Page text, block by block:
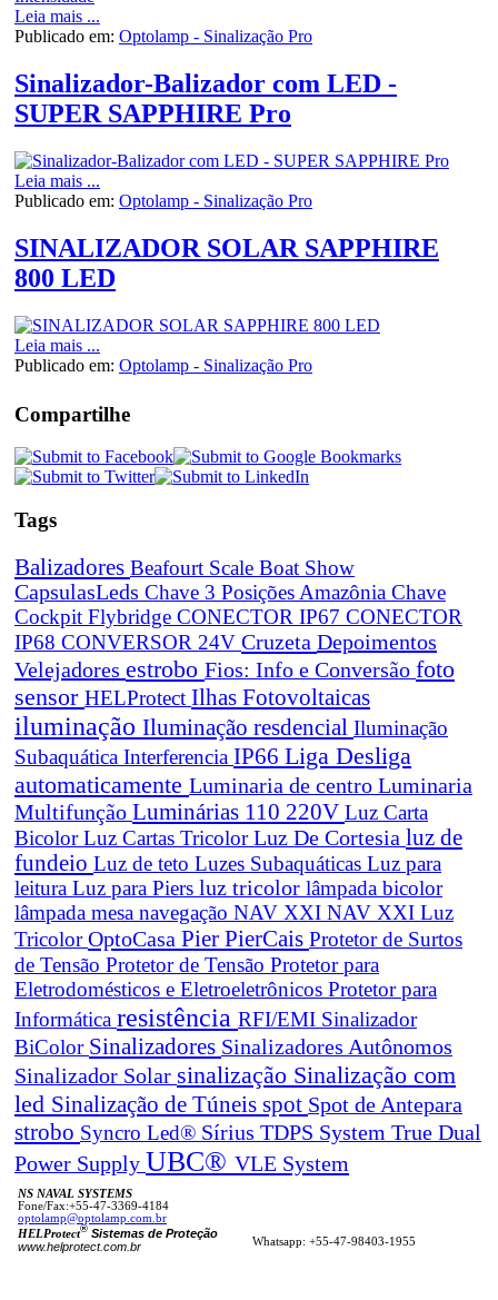
Leia mais ...
Publicado em: Optolamp - Sinalização Pro
Sinalizador-Balizador com LED -
SUPER SAPPHIRE Pro
Leia mais ...
Publicado em: Optolamp - Sinalização Pro
SINALIZADOR SOLAR SAPPHIRE
800 LED
Leia mais ...
Publicado em: Optolamp - Sinalização Pro
Compartilhe
Tags
Balizadores Beafourt Scale Boat Show
CapsulasLeds Chave 3 Posições Amazônia Chave
Cockpit Flybridge CONECTOR IP67 CONECTOR
IP68 CONVERSOR 24V Cruzeta Depoimentos
Velejadores estrobo Fios: Info e Conversão foto
sensor HELProtect Ilhas Fotovoltaicas
iluminação Iluminação resdencial Iluminação
Subaquática Interferencia IP66 Liga Desliga
automaticamente Luminaria de centro Luminaria
Multifunção Luminárias 110 220V Luz Carta
BicolorLuz Cartas TricolorLuz De Cortesia luz de
fundeio Luz de teto Luzes Subaquáticas Luz para
leitura Luz para Piers luz tricolor lâmpada bicolor
lâmpada mesa navegação NAV XXI NAV XXI Luz
TricolorOptoCasa Pier PierCais Protetor de Surtos
de Tensão Protetor de Tensão Protetor para
Eletrodomésticos e Eletroeletrônicos Protetor para
Informática resistência RFI/EMI Sinalizador
BiColor Sinalizadores Sinalizadores Autônomos
Sinalizador Solar sinalização Sinalização com
led Sinalização de Túneis spot Spot de Antepara
strobo Syncro Led® Sírius TDPS System True Dual
Power Supply UBC® VLE System
NS NAVAL SYSTEMS
Fone/Fax:+55-47-3369-4184
optolamp@optolamp.com.br
HELProtect® Sistemas de Proteção
www.helprotect.com.br
Whatsapp: +55-47-98403-1955